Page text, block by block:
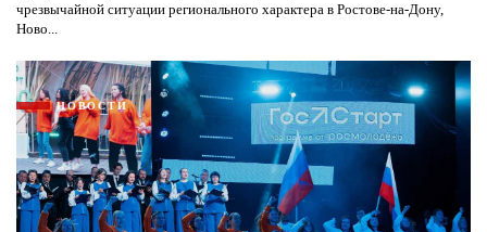
чрезвычайной ситуации регионального характера в Ростове-на-Дону,
Ново...
НОВОСТИ